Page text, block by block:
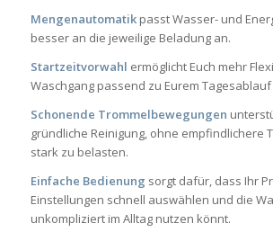
Mengenautomatikpasst Wasser- und
besser an die jeweilige Beladung an.
Startzeitvorwahl ermöglicht Euch mehr
Waschgang passend zu Eurem
Schonende Trommelbewegungen
gründliche Reinigung, ohne empfindlichere
stark zu belasten.
Einfache Bedienung sorgt dafür, dass Ihr
Einstellungen schnell auswählen und die
unkompliziert im Alltag nutzen könnt.